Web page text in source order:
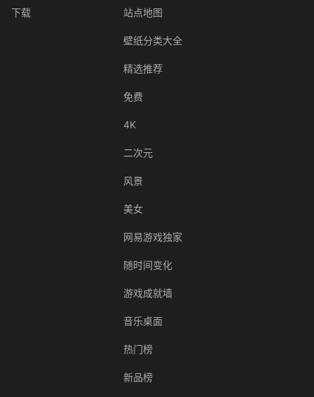
下载 站点地图
壁纸分类大全
精选推荐
免费
4K
二次元
风景
美女
网易游戏独家
随时间变化
游戏成就墙
音乐桌面
热门榜
新品榜